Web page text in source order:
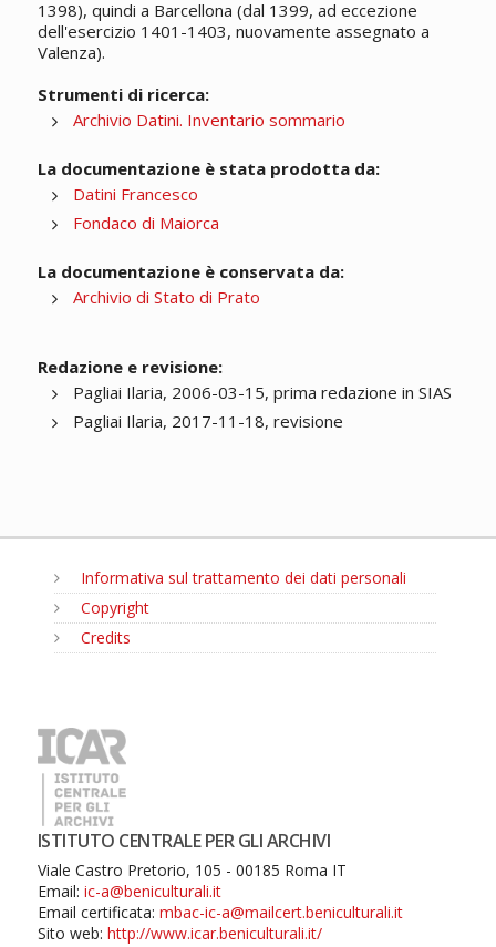
1398), quindi a Barcellona (dal 1399, ad eccezione
dell'esercizio 1401-1403, nuovamente assegnato a
Valenza).
Strumenti di ricerca:
Archivio Datini. Inventario sommario
La documentazione è stata prodotta da:
Datini Francesco
Fondaco di Maiorca
La documentazione è conservata da:
Archivio di Stato di Prato
Redazione e revisione:
Pagliai Ilaria, 2006-03-15, prima redazione in SIAS
Pagliai Ilaria, 2017-11-18, revisione
Informativa sul trattamento dei dati personali
Copyright
Credits
ISTITUTO CENTRALE PER GLI ARCHIVI
Viale Castro Pretorio, 105 - 00185 Roma IT
Email: ic-a@beniculturali.it
Email certificata: mbac-ic-a@mailcert.beniculturali.it
Sito web: http://www.icar.beniculturali.it/